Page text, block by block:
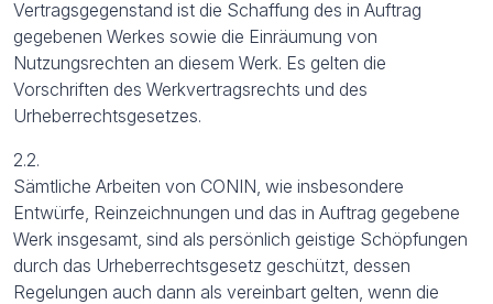
Vertragsgegenstand ist die Schaffung des in Auftrag
gegebenen Werkes sowie die Einräumung von
Nutzungsrechten an diesem Werk. Es gelten die
Vorschriften des Werkvertragsrechts und des
Urheberrechtsgesetzes.
2.2.
Sämtliche Arbeiten von CONIN, wie insbesondere
Entwürfe, Reinzeichnungen und das in Auftrag gegebene
Werk insgesamt, sind als persönlich geistige Schöpfungen
durch das Urheberrechtsgesetz geschützt, dessen
Regelungen auch dann als vereinbart gelten, wenn die